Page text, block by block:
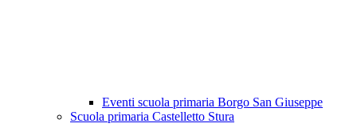
Eventi scuola primaria Borgo San Giuseppe
Scuola primaria Castelletto Stura